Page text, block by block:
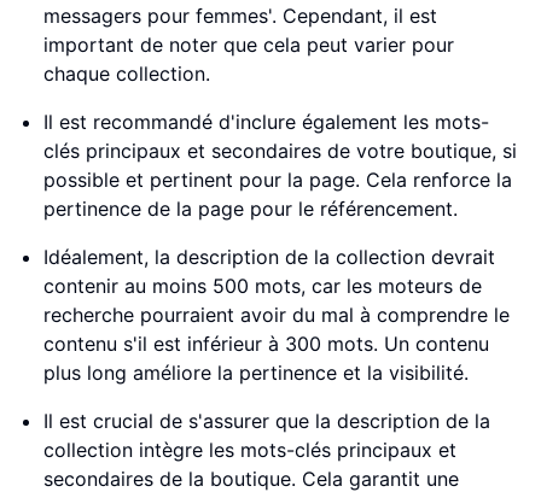
messagers pour femmes'. Cependant, il est
important de noter que cela peut varier pour
chaque collection.
Il est recommandé d'inclure également les mots-
clés principaux et secondaires de votre boutique, si
possible et pertinent pour la page. Cela renforce la
pertinence de la page pour le référencement.
Idéalement, la description de la collection devrait
contenir au moins 500 mots, car les moteurs de
recherche pourraient avoir du mal à comprendre le
contenu s'il est inférieur à 300 mots. Un contenu
plus long améliore la pertinence et la visibilité.
Il est crucial de s'assurer que la description de la
collection intègre les mots-clés principaux et
secondaires de la boutique. Cela garantit une